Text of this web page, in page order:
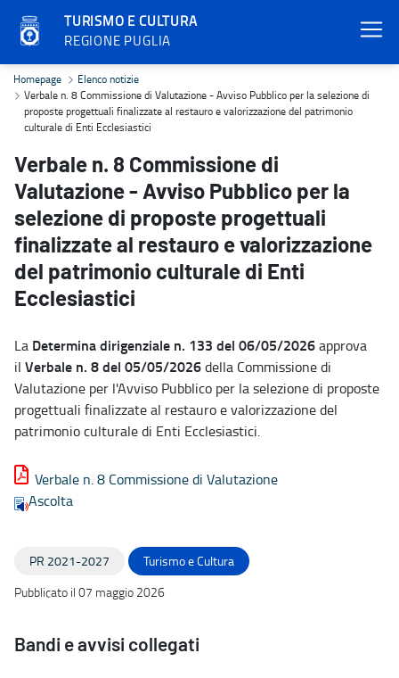
TURISMO E CULTURA
REGIONE PUGLIA
Verbale n. 8 Commissione di Valutazione - Avviso Pubblico per
Homepage
Elenco notizie
Verbale n. 8 Commissione di Valutazione - Avviso Pubblico per la selezione di
proposte progettuali finalizzate al restauro e valorizzazione del patrimonio
culturale di Enti Ecclesiastici
Verbale n. 8 Commissione di
Valutazione - Avviso Pubblico per la
selezione di proposte progettuali
finalizzate al restauro e valorizzazione
del patrimonio culturale di Enti
Ecclesiastici
La Determina dirigenziale n. 133 del 06/05/2026approva
il Verbale n. 8 del 05/05/2026della Commissione di
Valutazione per l'Avviso Pubblico per la selezione di proposte
progettuali finalizzate al restauro e valorizzazione del
patrimonio culturale di Enti Ecclesiastici.
Verbale n. 8 Commissione di Valutazione
Ascolta
PR 2021-2027
Turismo e Cultura
Pubblicato il 07 maggio 2026
Bandi e avvisi collegati